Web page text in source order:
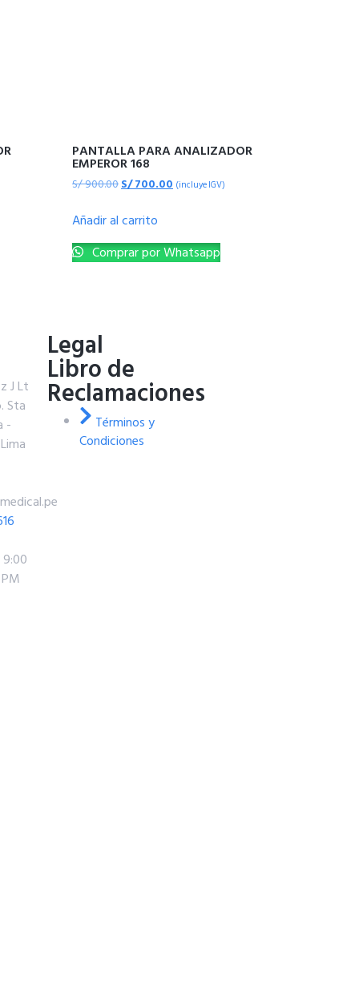
PANTALLA PARA ANALIZADOR
EMPEROR 168
S/900.00S/700.00 (incluye IGV)
Añadir al carrito
Comprar por Whatsapp
J Lt
Sta
-
9:00
Legal
Libro de
Reclamaciones
Términos y
Condiciones